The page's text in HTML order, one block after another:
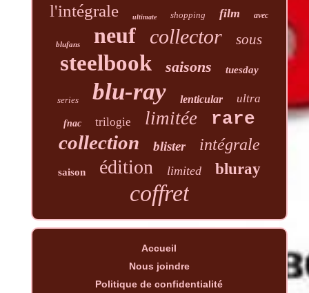
l'intégrale ultimate shopping film avec
blufans neuf collector sous
steelbook saisons tuesday
series blu-ray lenticular ultra
fnac trilogie limitée rare
collection blister intégrale
saison édition limited bluray
coffret
Accueil
Nous joindre
Politique de confidentialité